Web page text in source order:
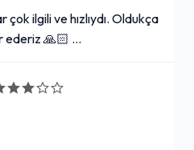
ilgili ve hızlıydı. Oldukça
ederiz 🙏🏻 …